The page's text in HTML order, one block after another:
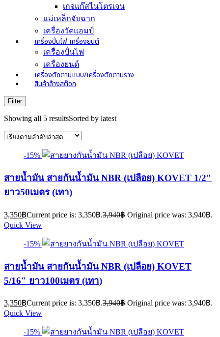
เกจแก๊สไนโตรเจน
แม่เหล็กจับฉาก
เครื่องวัดแอมป์
เครื่องปั่นไฟ เครื่องยนต์
เครื่องปั่นไฟ
เครื่องยนต์
เครื่องตัดตามแบบ/เครื่องตัดตามราง
สินค้าล้างสต๊อก
Filter
Showing all 5 resultsSorted by latest
-15%
สายน้ำมัน สายกันน้ำมัน NBR (เปลือย) KOVET 1/2″
ยาว50เมตร (เทา)
3,350฿Current price is: 3,350฿.3,940฿ Original price was: 3,940฿.
Quick View
-15%
สายน้ำมัน สายกันน้ำมัน NBR (เปลือย) KOVET
5/16″ ยาว100เมตร (เทา)
3,350฿Current price is: 3,350฿.3,940฿ Original price was: 3,940฿.
Quick View
-15%